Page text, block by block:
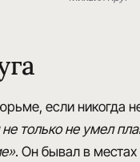
если никогда
только не умел
». Он бывал в местах